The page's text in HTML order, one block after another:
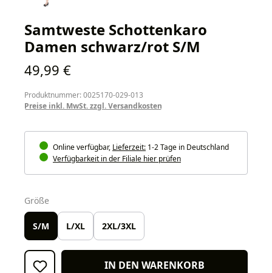
Samtweste Schottenkaro
Damen schwarz/rot S/M
Regulärer Preis:
49,99 €
Produktnummer: 0025170-029-013
Preise inkl. MwSt. zzgl. Versandkosten
Online verfügbar, Lieferzeit: 1-2 Tage in Deutschland
Verfügbarkeit in der Filiale hier prüfen
Größe
S/M L/XL 2XL/3XL
IN DEN WARENKORB